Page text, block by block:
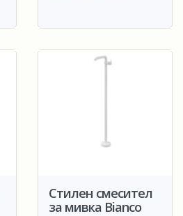
Стилен смесител
за мивка Bianco